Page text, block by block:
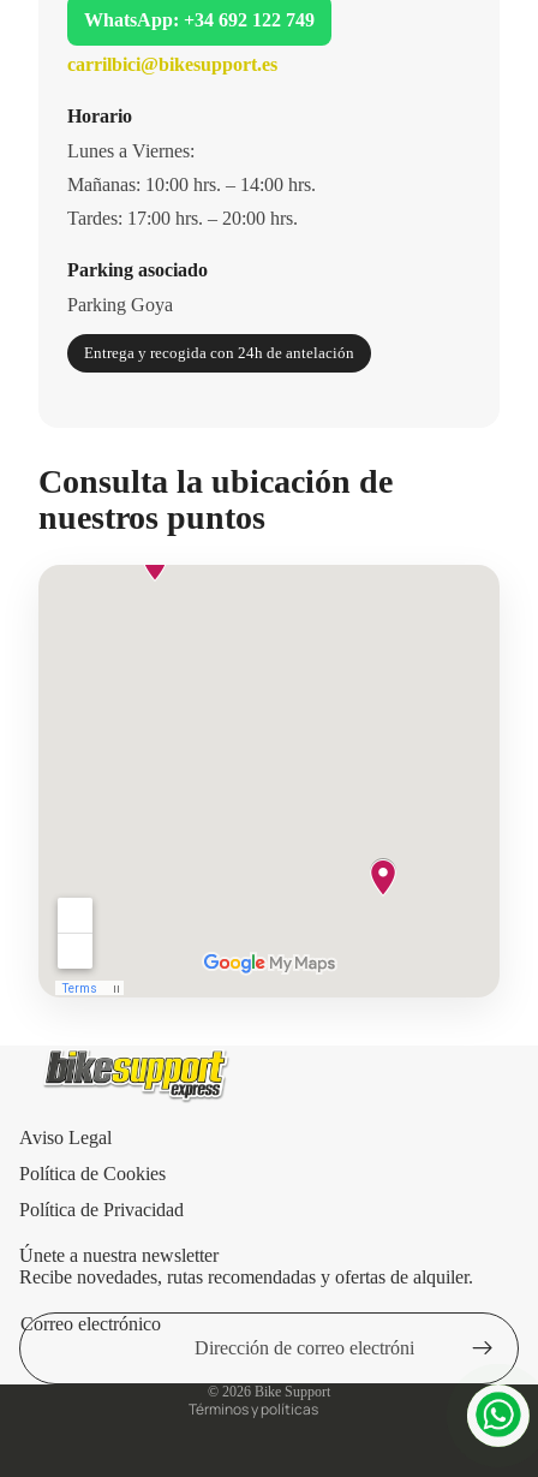
WhatsApp: +34 692 122 749
carrilbici@bikesupport.es
Horario
Lunes a Viernes:
Mañanas: 10:00 hrs. – 14:00 hrs.
Tardes: 17:00 hrs. – 20:00 hrs.
Parking asociado
Parking Goya
Entrega y recogida con 24h de antelación
Consulta la ubicación de
nuestros puntos
Aviso Legal
Política de Cookies
Política de Privacidad
Únete a nuestra newsletter
Recibe novedades, rutas recomendadas y ofertas de alquiler.
Correo electrónico
© 2026 Bike Support
Términos y políticas
Política de privacidad